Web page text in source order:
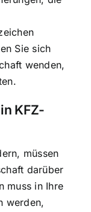
Sie sich
wenden,
KFZ-
, müssen
darüber
muss in Ihre
werden,